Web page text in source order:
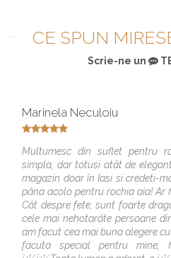
CE SPUN
Scrie-ne un
Marinela Neculoiu
Multumesc din suflet pentru
simpla, dar totusi atât de
magazin doar în Iasi si credeti-
pâna acolo pentru rochia aia! Ar
Cât despre fete, sunt foarte
cele mai nehotarâte persoane
am facut cea mai buna alegere
facuta special pentru